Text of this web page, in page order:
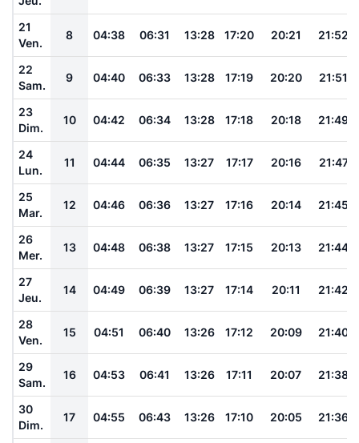
21
Ven.
8 04:38 06:31 13:28 17:20 20:21 21:52
22
Sam.
9 04:40 06:33 13:28 17:19 20:20 21:51
23
Dim.
10 04:42 06:34 13:28 17:18 20:18 21:49
24
Lun.
11 04:44 06:35 13:27 17:17 20:16 21:47
25
Mar.
12 04:46 06:36 13:27 17:16 20:14 21:45
26
Mer.
13 04:48 06:38 13:27 17:15 20:13 21:44
27
Jeu.
14 04:49 06:39 13:27 17:14 20:11 21:42
28
Ven.
15 04:51 06:40 13:26 17:12 20:09 21:40
29
Sam.
16 04:53 06:41 13:26 17:11 20:07 21:38
30
Dim.
17 04:55 06:43 13:26 17:10 20:05 21:36